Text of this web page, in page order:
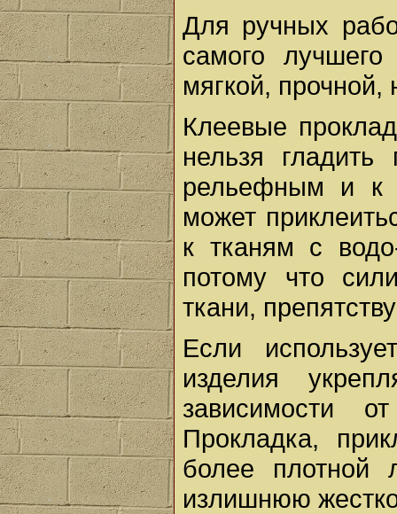
Для ручных
самого
мягкой,
Клеевые
нельзя
рельефным и к
может
к тканям с
потому что
ткани,
Если
изделия
зависимости
Прокладка,
более плотной
излишнюю